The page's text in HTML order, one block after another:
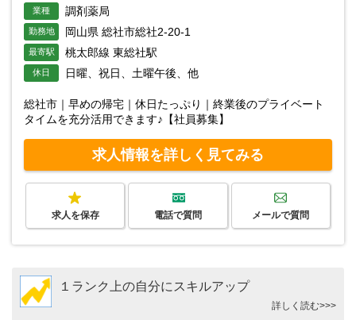
業種 調剤薬局
勤務地 岡山県 総社市総社2-20-1
最寄駅 桃太郎線 東総社駅
休日 日曜、祝日、土曜午後、他
総社市｜早めの帰宅｜休日たっぷり｜終業後のプライベート
タイムを充分活用できます♪【社員募集】
求人情報を詳しく見てみる
求人を保存 電話で質問 メールで質問
１ランク上の自分にスキルアップ
詳しく読む>>>